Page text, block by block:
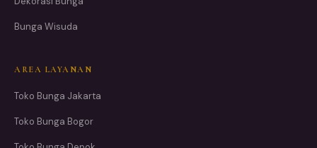
Bunga Wisuda
AREA LAYANAN
Toko Bunga Jakarta
Toko Bunga Bogor